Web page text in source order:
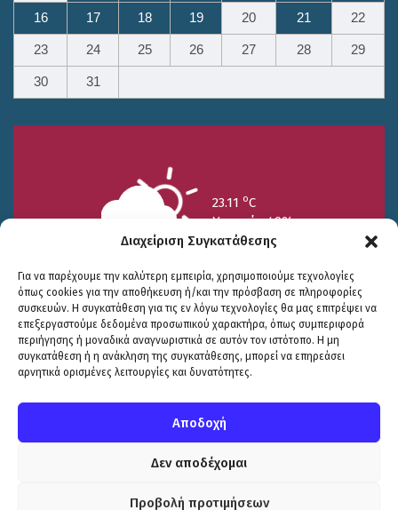
Διαχείριση Συγκατάθεσης
Για να παρέχουμε την καλύτερη εμπειρία, χρησιμοποιούμε τεχνολογίες
όπως cookies για την αποθήκευση ή/και την πρόσβαση σε πληροφορίες
συσκευών. Η συγκατάθεση για τις εν λόγω τεχνολογίες θα μας επιτρέψει να
επεξεργαστούμε δεδομένα προσωπικού χαρακτήρα, όπως συμπεριφορά
περιήγησης ή μοναδικά αναγνωριστικά σε αυτόν τον ιστότοπο. Η μη
συγκατάθεση ή η ανάκληση της συγκατάθεσης, μπορεί να επηρεάσει
αρνητικά ορισμένες λειτουργίες και δυνατότητες.
Αποδοχή
Δεν αποδέχομαι
Προβολή προτιμήσεων
16 17 18 19 20 21 22
23 24 25 26 27 28 29
30 31
23.11 oC
Υγρασία 49%
25/7
15.73 oC
26/7
17.99oC
27/7
20.94oC
© COPYRIGHT ΔΗΜΟΣ ΣΟΥΛΙΟΥ 2026
ΕΓΚΡΙΤΟΣ GROUP